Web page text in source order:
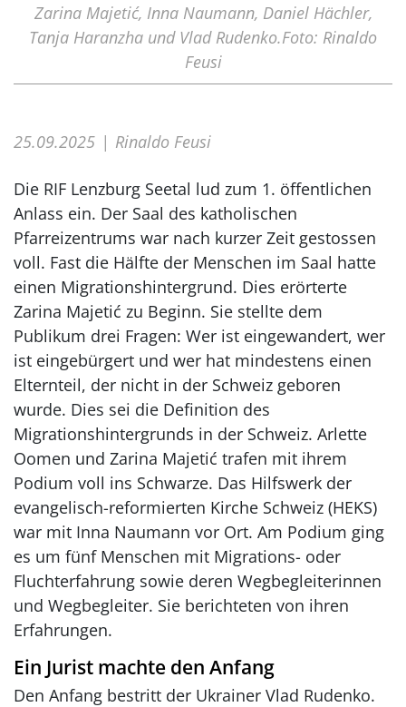
Zarina Majetić, Inna Naumann, Daniel Hächler,
Tanja Haranzha und Vlad Rudenko.Foto: Rinaldo
Feusi
25.09.2025 Rinaldo Feusi
Die RIF Lenzburg Seetal lud zum 1. öffentlichen
Anlass ein. Der Saal des katholischen
Pfarreizentrums war nach kurzer Zeit gestossen
voll. Fast die Hälfte der Menschen im Saal hatte
einen Migrationshintergrund. Dies erörterte
Zarina Majetić zu Beginn. Sie stellte dem
Publikum drei Fragen: Wer ist eingewandert, wer
ist eingebürgert und wer hat mindestens einen
Elternteil, der nicht in der Schweiz geboren
wurde. Dies sei die Definition des
Migrationshintergrunds in der Schweiz. Arlette
Oomen und Zarina Majetić trafen mit ihrem
Podium voll ins Schwarze. Das Hilfswerk der
evangelisch-reformierten Kirche Schweiz (HEKS)
war mit Inna Naumann vor Ort. Am Podium ging
es um fünf Menschen mit Migrations- oder
Fluchterfahrung sowie deren Wegbegleiterinnen
und Wegbegleiter. Sie berichteten von ihren
Erfahrungen.
Ein Jurist machte den Anfang
Den Anfang bestritt der Ukrainer Vlad Rudenko.